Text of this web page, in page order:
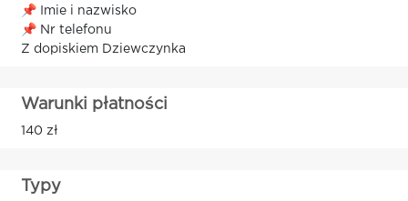
📌 Imie i nazwisko
📌 Nr telefonu
Z dopiskiem Dziewczynka
Warunki płatności
140 zł
Typy